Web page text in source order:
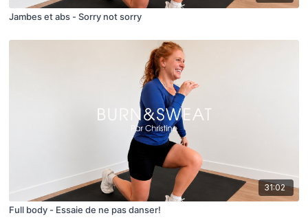
Jambes et abs - Sorry not sorry
31:02
Full body - Essaie de ne pas danser!